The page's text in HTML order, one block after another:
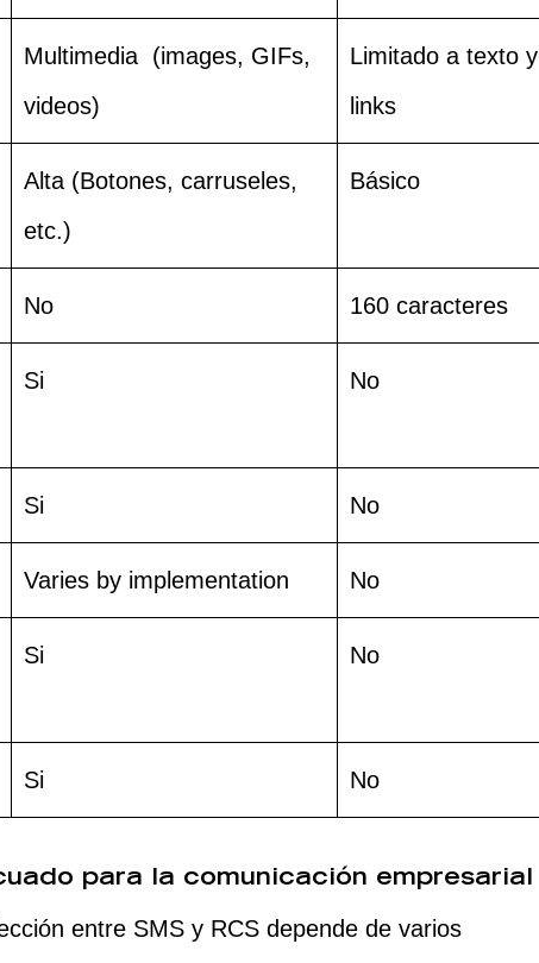
Multimedia (images, GIFs,
videos)
Limitado a texto y
links
Alta (Botones, carruseles,
etc.)
Básico
No 160 caracteres
Si No
Si No
Varies by implementation No
Si No
Si No
para la comunicación empresarial
entre SMS y RCS depende de varios